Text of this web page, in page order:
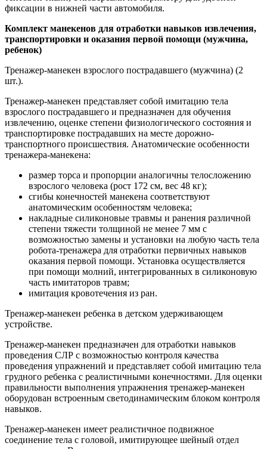
фиксации в нижней части автомобиля.
Комплект манекенов для отработки навыков извлечения,
транспортировки и оказания первой помощи (мужчина,
ребенок)
Тренажер-манекен взрослого пострадавшего (мужчина) (2
шт.).
Тренажер-манекен представляет собой имитацию тела
взрослого пострадавшего и предназначен для обучения
извлечению, оценке степени физиологического состояния и
транспортировке пострадавших на месте дорожно-
транспортного происшествия. Анатомические особенности
тренажера-манекена:
размер торса и пропорции аналогичны телосложению
взрослого человека (рост 172 см, вес 48 кг);
сгибы конечностей манекена соответствуют
анатомическим особенностям человека;
накладные силиконовые травмы и ранения различной
степени тяжести толщиной не менее 7 мм с
возможностью замены и установки на любую часть тела
робота-тренажера для отработки первичных навыков
оказания первой помощи. Установка осуществляется
при помощи молний, интегрированных в силиконовую
часть имитаторов травм;
имитация кровотечения из ран.
Тренажер-манекен ребенка в детском удерживающем
устройстве.
Тренажер-манекен предназначен для отработки навыков
проведения СЛР с возможностью контроля качества
проведения упражнений и представляет собой имитацию тела
грудного ребенка с реалистичными конечностями. Для оценки
правильности выполнения упражнения тренажер-манекен
оборудован встроенным светодинамическим блоком контроля
навыков.
Тренажер-манекен имеет реалистичное подвижное
соединение тела с головой, имитирующее шейный отдел